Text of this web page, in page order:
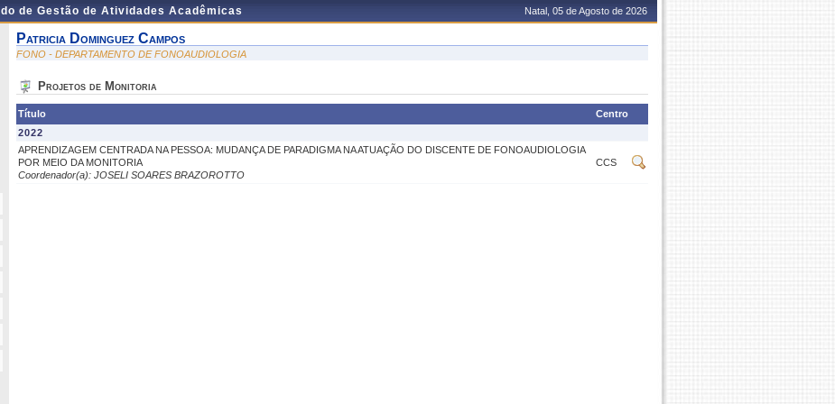
de Gestão de Atividades Acadêmicas Natal, 05 de Agosto de 2026
Patricia Dominguez Campos
FONO - DEPARTAMENTO DE FONOAUDIOLOGIA
Projetos de Monitoria
Título
Centro
2022
APRENDIZAGEM CENTRADA NA PESSOA: MUDANÇA DE PARADIGMA NA ATUAÇÃO DO DISCENTE DE FONOAUDIOLOGIA
POR MEIO DA MONITORIA
Coordenador(a): JOSELI SOARES BRAZOROTTO
CCS